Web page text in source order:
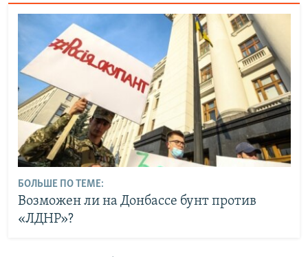
БОЛЬШЕ ПО ТЕМЕ:
Возможен ли на Донбассе бунт против
«ЛДНР»?